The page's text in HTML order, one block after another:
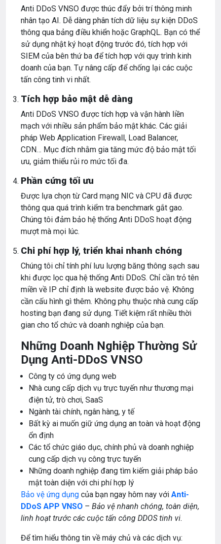
Anti DDoS VNSO được thúc đẩy bởi trí thông minh
nhân tạo AI. Dễ dàng phân tích dữ liệu sự kiện DDoS
thông qua bảng điều khiển hoặc GraphQL. Bạn có thể
sử dụng nhật ký hoạt động trước đó, tích hợp với
SIEM của bên thứ ba để tích hợp với quy trình kinh
doanh của bạn. Tự nâng cấp để chống lại các cuộc
tấn công tinh vi nhất.
Tích hợp bảo mật dễ dàng
Anti DDoS VNSO được tích hợp và vận hành liền
mạch với nhiều sản phẩm bảo mật khác. Các giải
pháp Web Application Firewall, Load Balancer,
CDN… Mục đích nhằm gia tăng mức độ bảo mật tối
ưu, giảm thiểu rủi ro mức tối đa.
Phần cứng tối ưu
Được lựa chọn từ Card mạng NIC và CPU đã được
thông qua quá trình kiểm tra benchmark gắt gao.
Chúng tôi đảm bảo hệ thống Anti DDoS hoạt động
mượt mà mọi lúc.
Chi phí hợp lý, triển khai nhanh chóng
Chúng tôi chỉ tính phí lưu lượng băng thông sạch sau
khi được lọc qua hệ thống Anti DDoS. Chỉ cần trỏ tên
miền về IP chỉ định là website được bảo vệ. Không
cần cấu hình gì thêm. Không phụ thuộc nhà cung cấp
hosting bạn đang sử dụng. Tiết kiệm rất nhiều thời
gian cho tổ chức và doanh nghiệp của bạn.
Những Doanh Nghiệp Thường Sử
Dụng Anti-DDoS VNSO
Công ty có ứng dụng web
Nhà cung cấp dịch vụ trực tuyến như thương mại
điện tử, trò chơi, SaaS
Ngành tài chính, ngân hàng, y tế
Bất kỳ ai muốn giữ ứng dụng an toàn và hoạt động
ổn định
Các tổ chức giáo dục, chính phủ và doanh nghiệp
cung cấp dịch vụ công trực tuyến
Những doanh nghiệp đang tìm kiếm giải pháp bảo
mật toàn diện với chi phí hợp lý
Bảo vệ ứng dụng của bạn ngay hôm nay với Anti-
DDoS APP VNSO – Bảo vệ nhanh chóng, toàn diện,
linh hoạt trước các cuộc tấn công DDOS tinh vi.
Để tìm hiểu thông tin về máy chủ và các dịch vụ: